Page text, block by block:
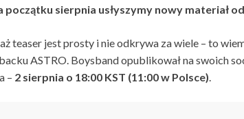
początku sierpnia usłyszymy nowy materiał
teaser jest prosty i nie odkrywa za wiele – to
ASTRO. Boysband opublikował na swoich
– 2 sierpnia o 18:00 KST (11:00 w Polsce).